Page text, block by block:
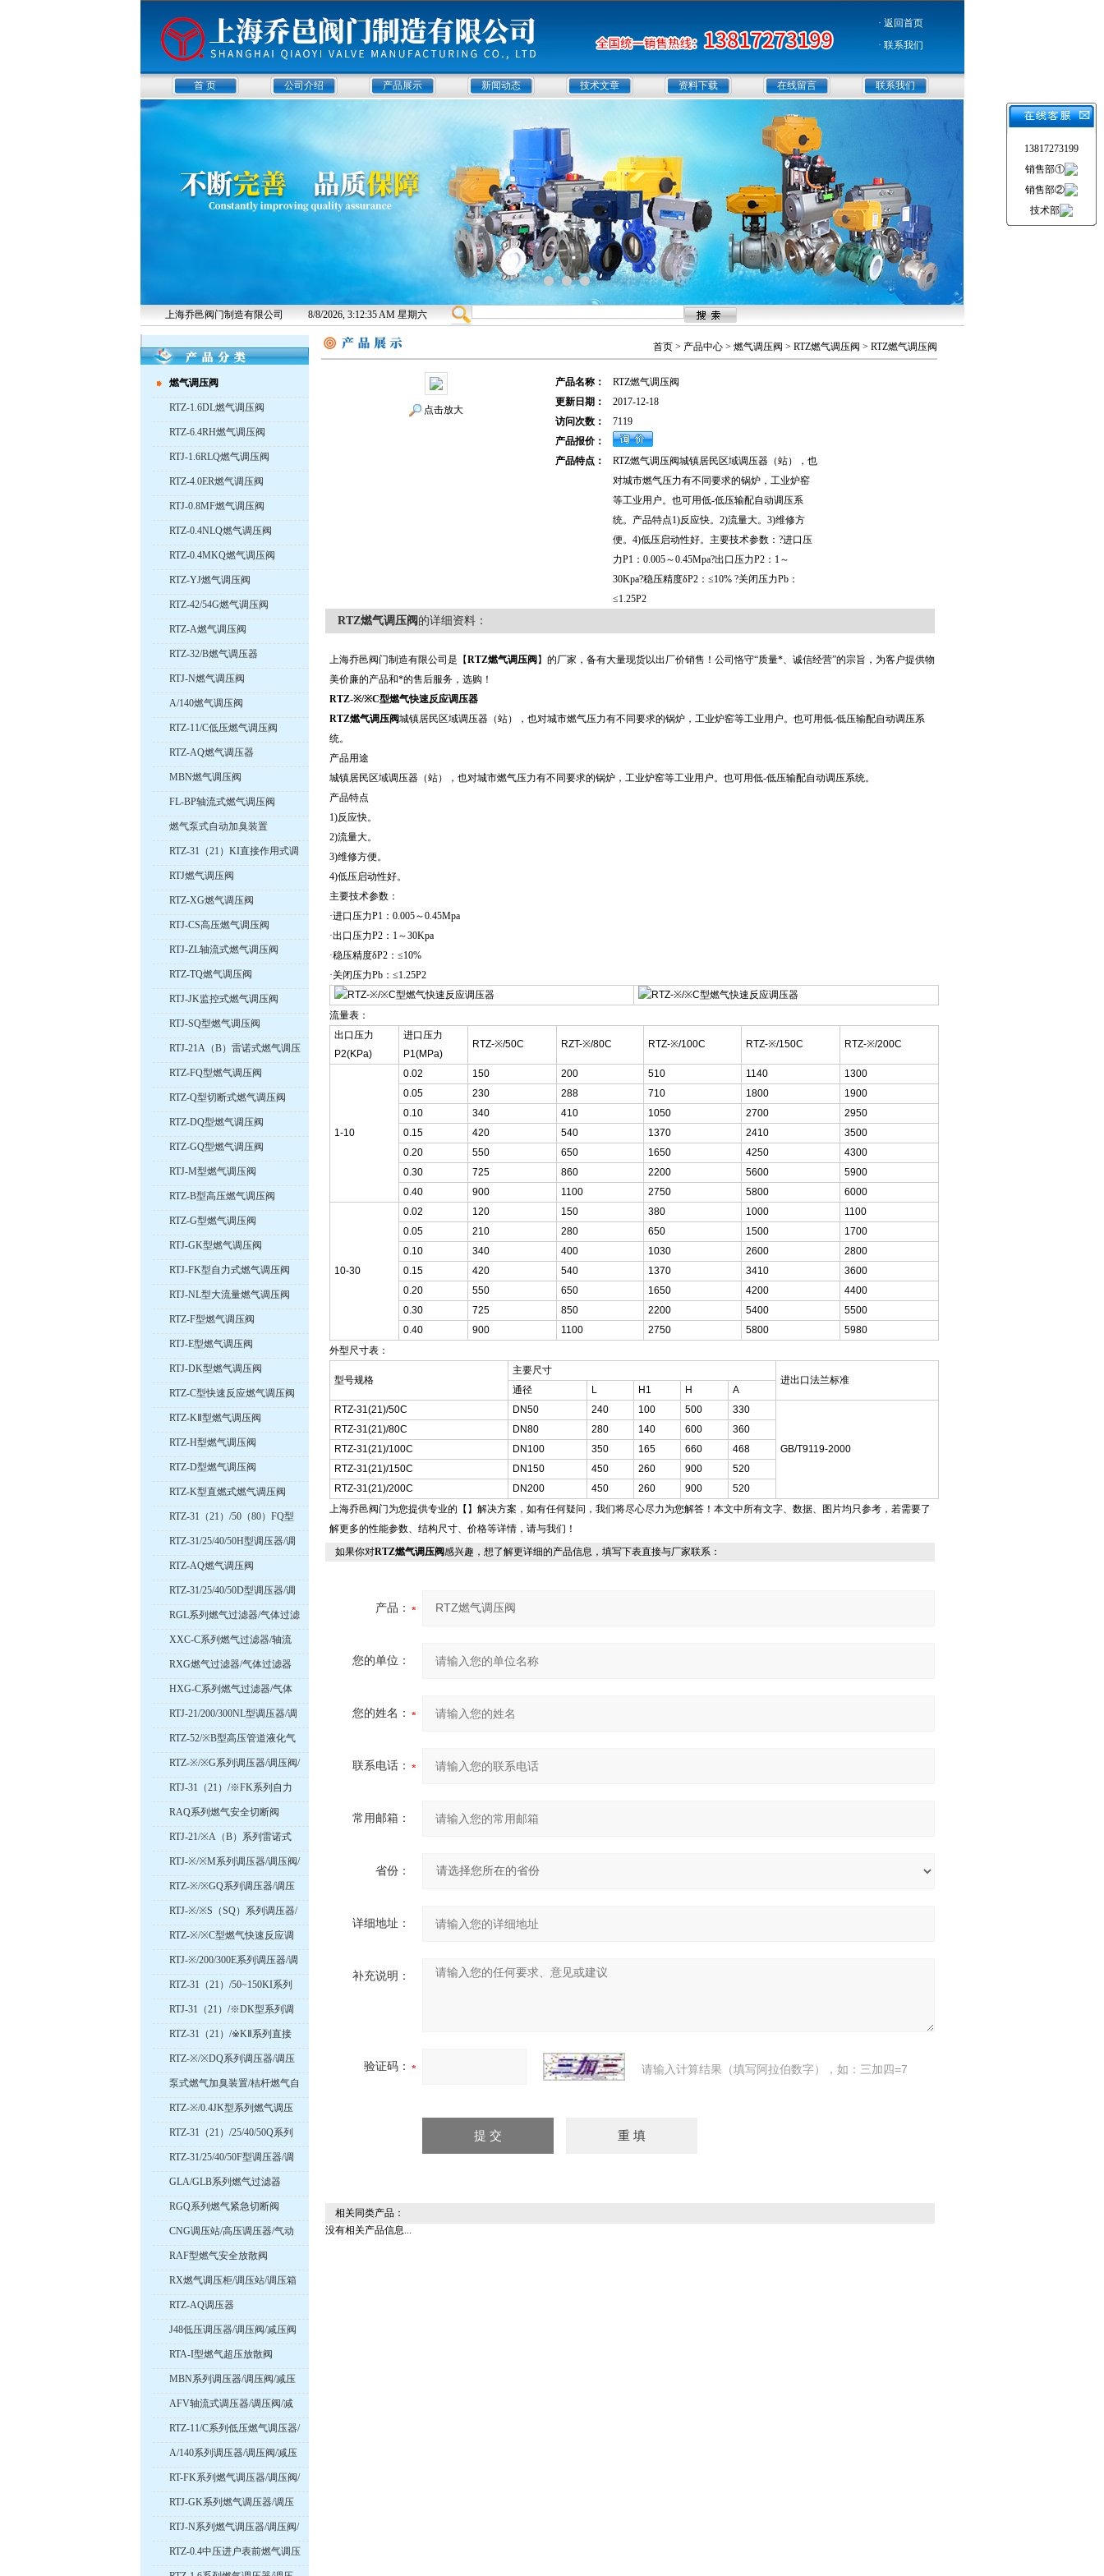
· 返回首页
· 联系我们
首 页 公司介绍 产品展示 新闻动态 技术文章 资料下载 在线留言 联系我们
上海乔邑阀门制造有限公司 8/8/2026, 3:12:35 AM 星期六
燃气调压阀
RTZ-1.6DL燃气调压阀
RTZ-6.4RH燃气调压阀
RTJ-1.6RLQ燃气调压阀
RTZ-4.0ER燃气调压阀
RTJ-0.8MF燃气调压阀
RTZ-0.4NLQ燃气调压阀
RTZ-0.4MKQ燃气调压阀
RTZ-YJ燃气调压阀
RTZ-42/54G燃气调压阀
RTZ-A燃气调压阀
RTZ-32/B燃气调压器
RTJ-N燃气调压阀
A/140燃气调压阀
RTZ-11/C低压燃气调压阀
RTZ-AQ燃气调压器
MBN燃气调压阀
FL-BP轴流式燃气调压阀
燃气泵式自动加臭装置
RTZ-31（21）KI直接作用式调
压阀
RTJ燃气调压阀
RTZ-XG燃气调压阀
RTJ-CS高压燃气调压阀
RTJ-ZL轴流式燃气调压阀
RTZ-TQ燃气调压阀
RTJ-JK监控式燃气调压阀
RTJ-SQ型燃气调压阀
RTJ-21A（B）雷诺式燃气调压
阀
RTZ-FQ型燃气调压阀
RTZ-Q型切断式燃气调压阀
RTZ-DQ型燃气调压阀
RTZ-GQ型燃气调压阀
RTJ-M型燃气调压阀
RTZ-B型高压燃气调压阀
RTZ-G型燃气调压阀
RTJ-GK型燃气调压阀
RTJ-FK型自力式燃气调压阀
RTJ-NL型大流量燃气调压阀
RTZ-F型燃气调压阀
RTJ-E型燃气调压阀
RTJ-DK型燃气调压阀
RTZ-C型快速反应燃气调压阀
RTZ-KⅡ型燃气调压阀
RTZ-H型燃气调压阀
RTZ-D型燃气调压阀
RTZ-K型直燃式燃气调压阀
RTZ-31（21）/50（80）FQ型
燃气调压器/调压阀/减压阀
RTZ-31/25/40/50H型调压器/调
压阀/减压阀
RTZ-AQ燃气调压阀
RTZ-31/25/40/50D型调压器/调
压阀/减压阀
RGL系列燃气过滤器/气体过滤
器
XXC-C系列燃气过滤器/轴流
式气体过滤器
RXG燃气过滤器/气体过滤器
HXG-C系列燃气过滤器/气体
过滤器
RTJ-21/200/300NL型调压器/调
压阀/减压阀
RTZ-52/※B型高压管道液化气
调压器/调压阀/减压阀
RTZ-※/※G系列调压器/调压阀/
减压阀
RTJ-31（21）/※FK系列自力
式燃气调压器/调压阀/减压阀
RAQ系列燃气安全切断阀
RTJ-21/※A（B）系列雷诺式
调压器/调压阀/减压阀
RTJ-※/※M系列调压器/调压阀/
减压阀
RTZ-※/※GQ系列调压器/调压
阀/减压阀
RTJ-※/※S（SQ）系列调压器/
调压阀/减压阀
RTZ-※/※C型燃气快速反应调
压器/调压阀/减压阀
RTJ-※/200/300E系列调压器/调
压阀/减压阀
RTZ-31（21）/50~150KI系列
直接作用式调压器/调压阀/减
压阀
RTJ-31（21）/※DK型系列调
压器/调压阀/减压阀
RTZ-31（21）/※KⅡ系列直接
作用式调压器/调压阀/减压阀
RTZ-※/※DQ系列调压器/调压
阀/减压阀
泵式燃气加臭装置/桔杆燃气自
动加臭装置
RTZ-※/0.4JK型系列燃气调压
器/调压阀/减压阀
RTZ-31（21）/25/40/50Q系列
切断式燃气调压器/调压阀/减
压阀
RTZ-31/25/40/50F型调压器/调
压阀/减压阀
GLA/GLB系列燃气过滤器
RGQ系列燃气紧急切断阀
CNG调压站/高压调压器/气动
式调压器
RAF型燃气安全放散阀
RX燃气调压柜/调压站/调压箱
RTZ-AQ调压器
J48低压调压器/调压阀/减压阀
RTA-I型燃气超压放散阀
MBN系列调压器/调压阀/减压
阀
AFV轴流式调压器/调压阀/减
压阀
RTZ-11/C系列低压燃气调压器/
调压阀/减压阀
A/140系列调压器/调压阀/减压
阀
RT-FK系列燃气调压器/调压阀/
减压阀
RTJ-GK系列燃气调压器/调压
阀/减压阀
RTJ-N系列燃气调压器/调压阀/
减压阀
RTZ-0.4中压进户表前燃气调压
器/调压阀/减压阀
首页> 产品中心> 燃气调压阀 > RTZ燃气调压阀 > RTZ燃气调压阀
点击放大
产品名称：
RTZ燃气调压阀
更新日期：
2017-12-18
访问次数：
7119
产品报价：
产品特点：
RTZ燃气调压阀城镇居民区域调压器（站），也
对城市燃气压力有不同要求的锅炉，工业炉窑
等工业用户。也可用低-低压输配自动调压系
统。产品特点1)反应快。2)流量大。3)维修方
便。4)低压启动性好。主要技术参数：?进口压
力P1：0.005～0.45Mpa?出口压力P2：1～
30Kpa?稳压精度δP2：≤10% ?关闭压力Pb：
≤1.25P2
RTZ燃气调压阀 的详细资料：
上海乔邑阀门制造有限公司是【RTZ燃气调压阀 】的厂家，备有大量现货以出厂价销售！公司恪守“质量*、诚信经营”的宗旨，为客户提供物
美价廉的产品和*的售后服务，选购！
RTZ-※/※C型燃气快速反应调压器
RTZ燃气调压阀城镇居民区域调压器（站），也对城市燃气压力有不同要求的锅炉，工业炉窑等工业用户。也可用低-低压输配自动调压系
统。
产品用途
城镇居民区域调压器（站），也对城市燃气压力有不同要求的锅炉，工业炉窑等工业用户。也可用低-低压输配自动调压系统。
产品特点
1)反应快。
2)流量大。
3)维修方便。
4)低压启动性好。
主要技术参数：
·进口压力P1：0.005～0.45Mpa
·出口压力P2：1～30Kpa
·稳压精度δP2：≤10%
·关闭压力Pb：≤1.25P2
流量表：
出口压力
P2(KPa)
进口压力
P1(MPa)
RTZ-※/50C RZT-※/80C RTZ-※/100C RTZ-※/150C RTZ-※/200C
1-10
0.02 150 200 510 1140
1300
0.05
230 288 710 1800
1900
0.10
340 410 1050 2700
2950
0.15
420 540 1370 2410
3500
0.20
550 650 1650 4250
4300
0.30
725 860 2200 5600
5900
0.40
900 1100 2750 5800 6000
10-30
0.02 120 150 380 1000
1100
0.05
210 280 650 1500
1700
0.10
340 400 1030 2600
2800
0.15
420 540 1370 3410
3600
0.20
550 650 1650 4200
4400
0.30
725 850 2200 5400
5500
0.40
900 1100 2750 5800
5980
外型尺寸表：
型号规格
主要尺寸
进出口法兰标准
通径
L H1 H
A
RTZ-31(21)/50C
DN50 240 100 500 330
GB/T9119-2000
RTZ-31(21)/80C DN80 280 140 600
360
RTZ-31(21)/100C
DN100 350 165 660
468
RTZ-31(21)/150C
DN150 450 260 900
520
RTZ-31(21)/200C
DN200 450 260 900
520
上海乔邑阀门为您提供专业的【 】解决方案，如有任何疑问，我们将尽心尽力为您解答！本文中所有文字、数据、图片均只参考，若需要了
解更多的性能参数、结构尺寸、价格等详情，请与我们！
如果你对RTZ燃气调压阀感兴趣，想了解更详细的产品信息，填写下表直接与厂家联系：
产品：
您的单位：
您的姓名：
联系电话：
常用邮箱：
省份：
详细地址：
补充说明：
验证码： 请输入计算结果（填写阿拉伯数字），如：三加四=7
相关同类产品：
没有相关产品信息...
13817273199
销售部①
销售部②
技术部